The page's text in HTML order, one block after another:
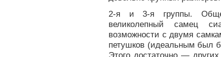
2-я и 3-я группы.
великолепный самец
возможности с двумя
петушков (идеальным был
Этого достаточно —